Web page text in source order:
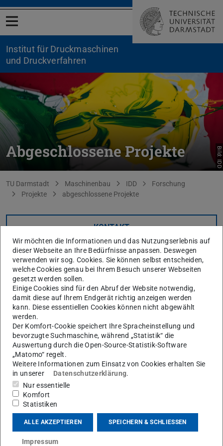
Menü öffnen
Institut für Druckmaschinen
und Druckverfahren
Abgeschlossene Projekte Bild: IDD
Sie befinden sich hier:
TU Darmstadt Maschinenbau IDD
Forschung
Projekte
abgeschlossene Projekte
KONTAKT
Textilien-Sublimations-
Transferdruck
Im Textilien-Sublimations-Transferdruck (TST-Druck) wird
das Motiv zuerst auf einem nicht-textilen Substrat (z.B.
Transferpapier oder Folie) gedruckt. Danach wird durch
Wärmezufuhr und Druck das Motiv auf ein Textil-Substrat
umgedruckt.
sind meistens Azo- oder Anthraquinone-Farbmittel. Wie
Wir möchten die Informationen und das Nutzungserlebnis auf
dieser Webseite an Ihre Bedürfnisse anpassen. Deswegen
verwenden wir sog. Cookies. Sie können selbst entscheiden,
welche Cookies genau bei Ihrem Besuch unserer Webseiten
gesetzt werden sollen.
Einige Cookies sind für den Abruf der Website notwendig,
damit diese auf Ihrem Endgerät richtig anzeigen werden
kann. Diese essentiellen Cookies können nicht abgewählt
werden.
Der Komfort-Cookie speichert Ihre Spracheinstellung und
bevorzugte Suchmaschine, während „Statistik“ die
Auswertung durch die Open-Source-Statistik-Software
„Matomo“ regelt.
Weitere Informationen zum Einsatz von Cookies erhalten Sie
in unserer
Datenschutzerklärung.
Nur essentielle
Komfort
Statistiken
ALLE AKZEPTIEREN SPEICHERN & SCHLIESSEN
Impressum